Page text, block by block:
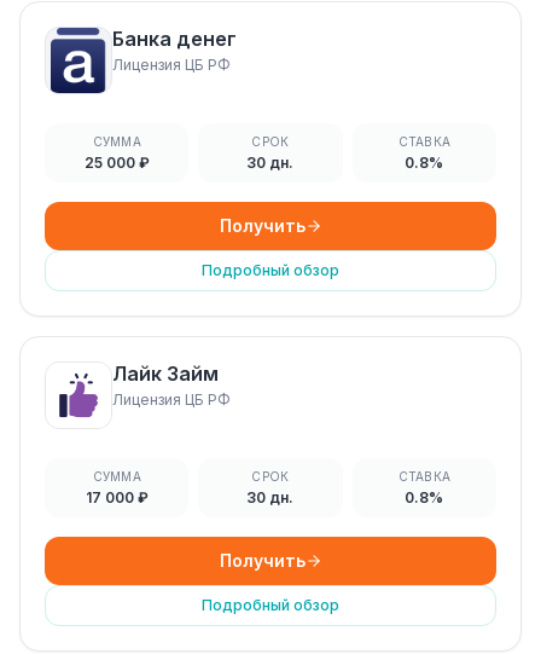
Банка денег
Лицензия ЦБ РФ
СУММА
25 000 ₽
СРОК
30 дн.
СТАВКА
0.8%
Получить
Подробный обзор
Лайк Займ
Лицензия ЦБ РФ
СУММА
17 000 ₽
СРОК
30 дн.
СТАВКА
0.8%
Получить
Подробный обзор